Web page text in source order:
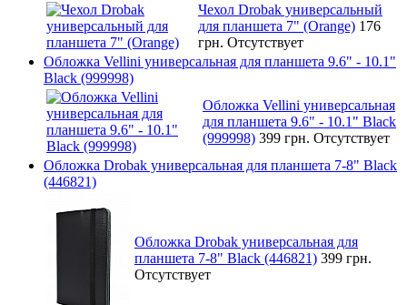
Чехол Drobak универсальный
для планшета 7" (Orange) 176
грн. Отсутствует
Обложка Vellini универсальная для планшета 9.6" - 10.1"
Black (999998)
Обложка Vellini универсальная
для планшета 9.6" - 10.1" Black
(999998) 399 грн. Отсутствует
Обложка Drobak универсальная для планшета 7-8" Black
(446821)
Обложка Drobak универсальная для
планшета 7-8" Black (446821) 399 грн.
Отсутствует